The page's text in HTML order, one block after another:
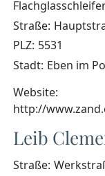
Straße:
PLZ: 5531
Stadt: Eben im
Website:
http://
Leib
Straße: